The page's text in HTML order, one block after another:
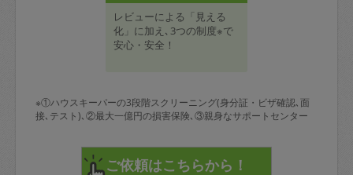
レビューによる「見える
化」に加え､3つの制度※で
安心・安全！
※①ハウスキーパーの3段階スクリーニング(身分証・ビザ確認､面
接､テスト)､②最大一億円の損害保険､③親身なサポートセンター